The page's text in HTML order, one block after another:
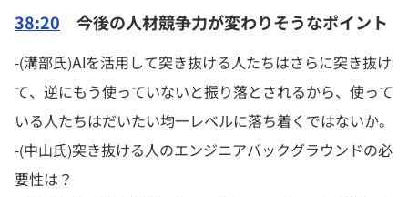
38:20 今後の人材競争力が変わりそうなポイント
-(溝部氏)AIを活用して突き抜ける人たちはさらに突き抜け
て、逆にもう使っていないと振り落とされるから、使って
いる人たちはだいたい均一レベルに落ち着くではないか。
-(中山氏)突き抜ける人のエンジニアバックグラウンドの必
要性は？